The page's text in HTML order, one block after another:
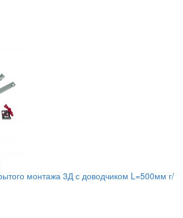
монтажа 3Д с доводчиком L=500мм г/